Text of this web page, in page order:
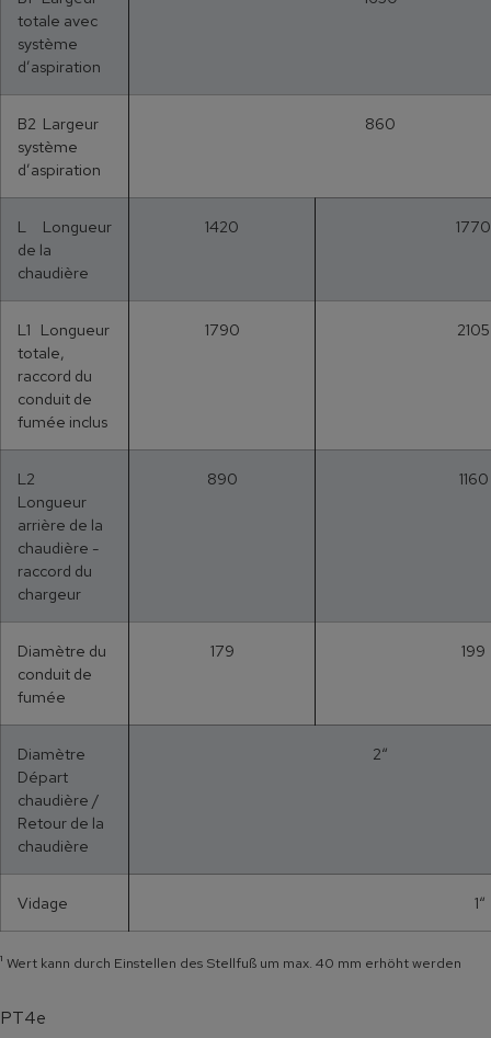
totale avec
système
d’aspiration
B2 Largeur
système
d’aspiration
860
L Longueur
de la
chaudière
1420 1770
L1 Longueur
totale,
raccord du
conduit de
fumée inclus
1790 2105
L2
Longueur
arrière de la
chaudière -
raccord du
chargeur
890 1160
Diamètre du
conduit de
fumée
179 199
Diamètre
Départ
chaudière /
Retour de la
chaudière
2“
Vidage 1“
¹ Wert kann durch Einstellen des Stellfuß um max. 40 mm erhöht werden
PT4e